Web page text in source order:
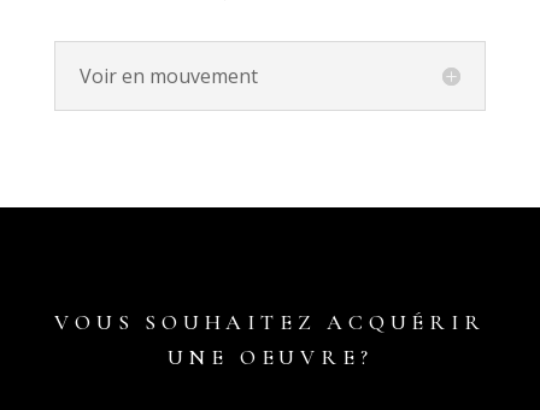
Voir en mouvement
VOUS SOUHAITEZ ACQUÉRIR
UNE OEUVRE?